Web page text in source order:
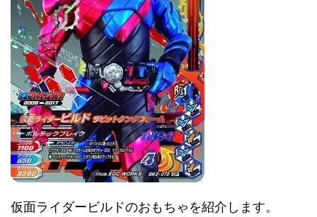
仮面ライダービルドのおもちゃを紹介します。